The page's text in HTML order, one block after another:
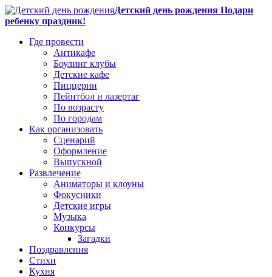
Детский день рождения Подари
ребенку праздник!
Где провести
Антикафе
Боулинг клубы
Детские кафе
Пиццерии
Пейнтбол и лазертаг
По возрасту
По городам
Как организовать
Сценарий
Оформление
Выпускной
Развлечение
Аниматоры и клоуны
Фокусники
Детские игры
Музыка
Конкурсы
Загадки
Поздравления
Стихи
Кухня